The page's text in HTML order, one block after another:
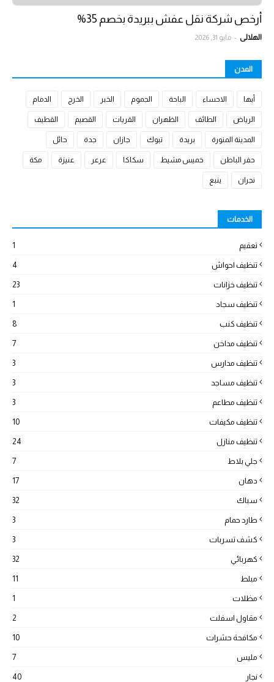
أرخص شركة نقل عفش ببريدة بخصم 35%
الهلالي - مايو 31, 2026
المدن
أبها الاحساء الباحة الجموم الخبر الخرج الدمام
الرياض الطائف الظهران القريات القصيم القطيف
المدينة المنورة بريدة تبوك جازان جدة حائل
حفر الباطن خميس مشيط سكاكا عرعر عنيزة مكة
نجران ينبع
الخدمات
تعقيم 1
تنظيف احواش 4
تنظيف خزانات 23
تنظيف سجاد 1
تنظيف كنب 8
تنظيف مداخن 7
تنظيف مدارس 3
تنظيف مساجد 3
تنظيف مطاعم 3
تنظيف مكيفات 10
تنظيف منازل 24
جلي بلاط 7
دهان 17
سباك 32
طارد حمام 3
كشف تسربات 3
كهربائي 32
مبلط 11
مظلات 1
مقاول اسفلت 2
مكافحة حشرات 10
مليس 7
نجار 40